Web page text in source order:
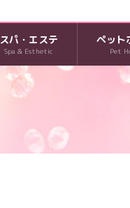
スパ・エステ
Spa & Esthetic
ペット
Pet